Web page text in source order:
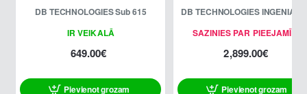
IR VEIKALĀ
DB TECHNOLOGIES Sub 615
649.00€
Pievienot grozam
SAZINIES PAR PIEEJAMĪBU
DB TECHNOLOGIES INGENIA
2,899.00€
Pievienot grozam